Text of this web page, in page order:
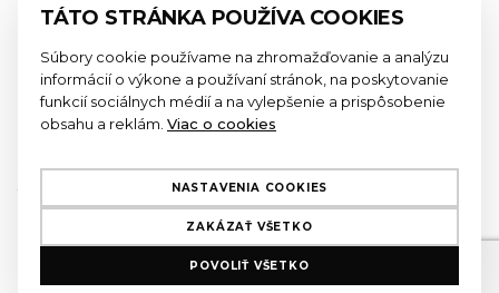
Prihláste sa na odber
newslettra a nenechajte si újsť
naše akcie a novinky
osobných údajov
E-mailová adresa má nesprávny tvar
TÁTO STRÁNKA POUŽÍVA COOKIES
Súbory cookie používame na zhromažďovanie a analýzu
informácií o výkone a používaní stránok, na poskytovanie
funkcií sociálnych médií a na vylepšenie a prispôsobenie
obsahu a reklám. Viac o cookies
NASTAVENIA COOKIES
ZAKÁZAŤ VŠETKO
POVOLIŤ VŠETKO